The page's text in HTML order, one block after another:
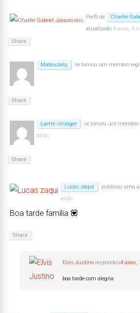
Perfil de Charlie
atualizado 4 anos, 6
Share
Mateuzaliy se tornou um membro
Share
Laerte stronger se tornou um membro
atrás
Share
Lucas zaqui publicou uma
atrás
Boa tarde família 💟
Share
Elvis Justino respondeu4 anos,
boa tarde com alegria